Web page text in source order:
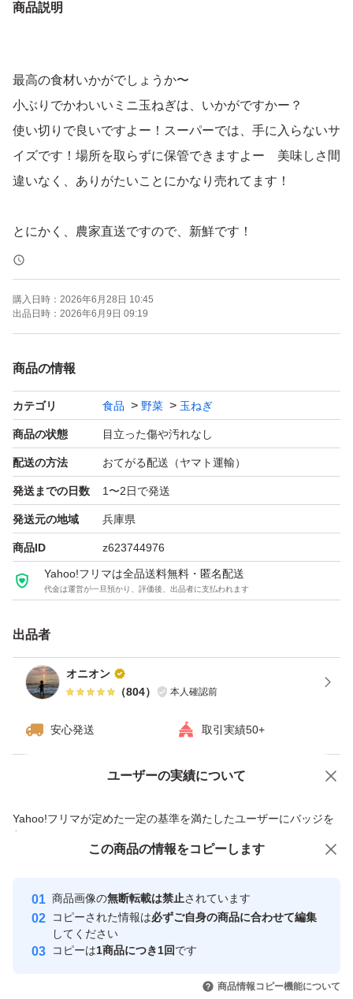
商品説明
最高の食材いかがでしょうか〜
小ぶりでかわいいミニ玉ねぎは、いかがですかー？
使い切りで良いですよー！スーパーでは、手に入らないサ
イズです！場所を取らずに保管できますよー 美味しさ間
違いなく、ありがたいことにかなり売れてます！
とにかく、農家直送ですので、新鮮です！
是非、召し上がってみて下さい。
個数は、12〜14個程度
数に限りがございますので、お早めに！
品種：貴錦
※若干土がついている場合がございます。
※乾燥ワカメは、終了しました。
購入日時： 2026年6月28日 10:45
出品日時： 2026年6月9日 09:19
商品の情報
カテゴリ 食品 野菜 玉ねぎ
商品の状態 目立った傷や汚れなし
配送の方法 おてがる配送（ヤマト運輸）
発送までの日数 1〜2日で発送
発送元の地域 兵庫県
商品ID z623744976
Yahoo!フリマは全品送料無料・匿名配送
代金は運営が一旦預かり、評価後、出品者に支払われます
出品者
オニオン
（804） 本人確認前
安心発送 取引実績50+
ユーザーの実績について
Yahoo!フリマが定めた一定の基準を満たしたユーザーにバッジを
付与しています
安心取引出品者
心・安全なユーザーです
取引実績
引を完了させた実績があります
価格の相談 商品への質問
この商品の情報をコピーします
商品画像の無断転載は禁止されています
コピーされた情報は必ずご自身の商品に合わせて編集
してください
コピーは1商品につき1回です
商品情報コピー機能について
この商品をみている人にオススメ